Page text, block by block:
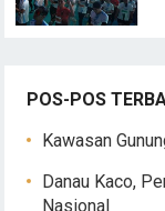
POS-POS
Kawasan
Danau Kaco,
Nasional